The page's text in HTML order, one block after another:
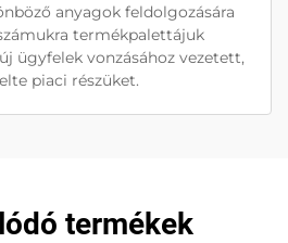
anyagok feldolgozására
termékpalettájuk
ügyfelek vonzásához vezetett,
piaci részüket.
termékek